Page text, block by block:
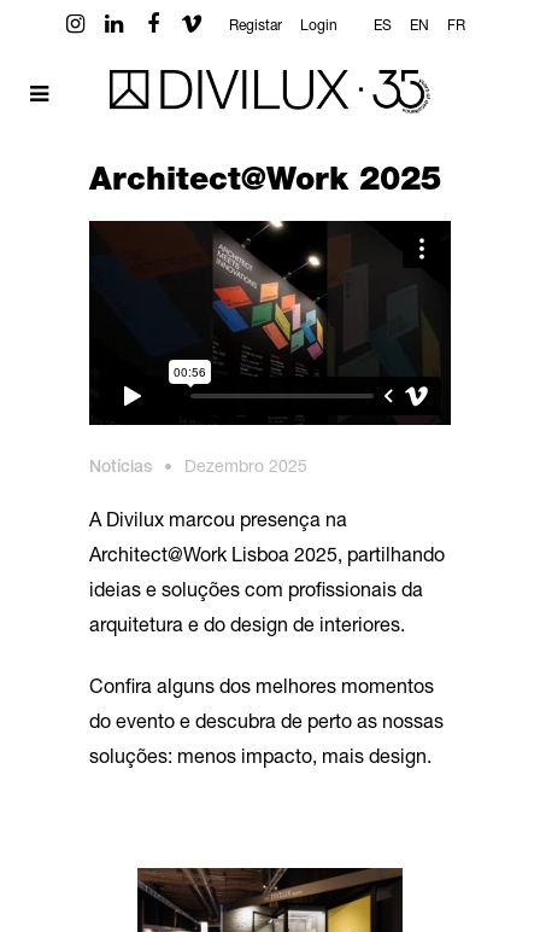
Registar Login ES EN FR
Architect@Work 2025
Notícias • Dezembro 2025
A Divilux marcou presença na
Architect@Work Lisboa 2025, partilhando
ideias e soluções com profissionais da
arquitetura e do design de interiores.
Confira alguns dos melhores momentos
do evento e descubra de perto as nossas
soluções: menos impacto, mais design.